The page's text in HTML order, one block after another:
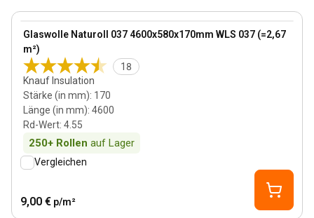
Bestseller
Glaswolle Naturoll 037 4600x580x170mm WLS 037 (=2,67
m²)
18
Knauf Insulation
Stärke (in mm): 170
Länge (in mm): 4600
Rd-Wert: 4.55
250+ Rollen auf Lager
View product
Vergleichen
9,00 € p/m²